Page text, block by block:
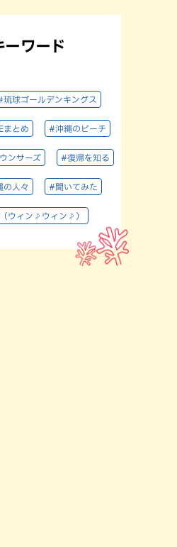
ワード
琉球ゴールデンキングス
まとめ #沖縄のビーチ
ンサーズ #復帰を知る
の人々 #聞いてみた
ウィン♪ウィン♪）